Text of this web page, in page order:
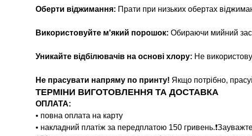
Оберти віджимання: Прати при низьких обертах
Використовуйте м'який порошок: Обираючи мийний
Уникайте відбілювачів на основі хлору: Не
Не прасувати напряму по принту! Якщо потрібно,
ТЕРМІНИ ВИГОТОВЛЕННЯ ТА ДОСТАВКА
ОПЛАТА:
• повна оплата на карту
• накладний платіж за передплатою 150